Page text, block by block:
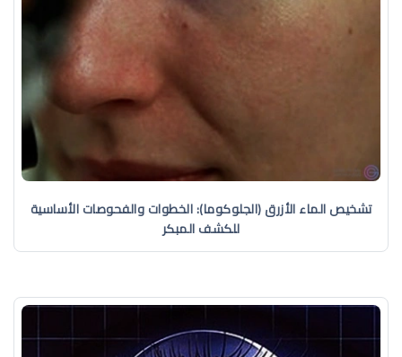
تشخيص الماء الأزرق (الجلوكوما): الخطوات والفحوصات الأساسية
للكشف المبكر